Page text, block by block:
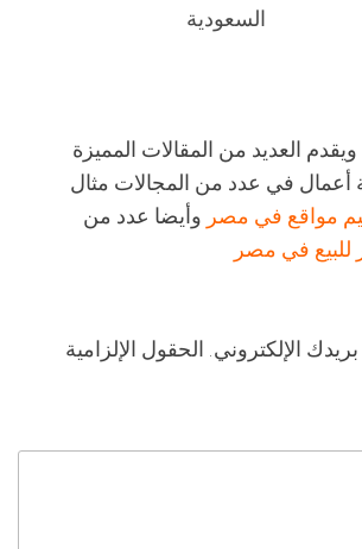
السعودية
العديد من المقالات المميزة
أعمال في عدد من المجالات مثال
مواقع في مصر وأيضا عدد من
للبيع في مصر
الإلكتروني. الحقول الإلزامية